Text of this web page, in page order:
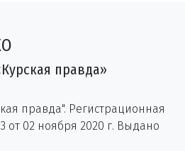
правда»
правда". Регистрационная
от 02 ноября 2020 г. Выдано